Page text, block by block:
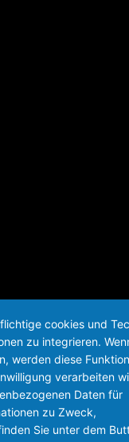
cookies und
zu integrieren.
werden diese
verarbeiten
Daten für
zu Zweck,
Sie unter dem